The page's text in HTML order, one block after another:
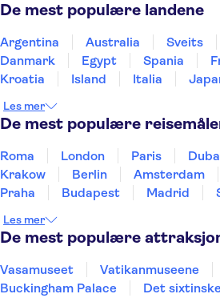
De mest populære landene
Argentina Australia Sveits
Danmark
Egypt Spania
Kroatia
Island Italia
Sverige
Thailand Tyrkia
Les mer
De mest populære
Roma London Paris
Krakow
Berlin Amsterdam
Praha
Budapest Madrid
Alicante
Les mer
De mest populære
Vasamuseet Vatikanmuseene
Buckingham Palace
Det